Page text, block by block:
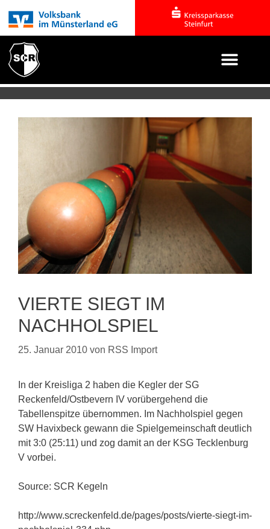
VIERTE SIEGT IM
NACHHOLSPIEL
25. Januar 2010 von RSS Import
In der Kreisliga 2 haben die Kegler der SG
Reckenfeld/Ostbevern IV vorübergehend die
Tabellenspitze übernommen. Im Nachholspiel gegen
SW Havixbeck gewann die Spielgemeinschaft deutlich
mit 3:0 (25:11) und zog damit an der KSG Tecklenburg
V vorbei.
Source: SCR Kegeln
http://www.screckenfeld.de/pages/posts/vierte-siegt-im-